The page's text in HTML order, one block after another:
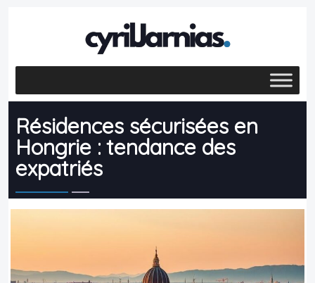
Résidences sécurisées en
Hongrie : tendance des
expatriés